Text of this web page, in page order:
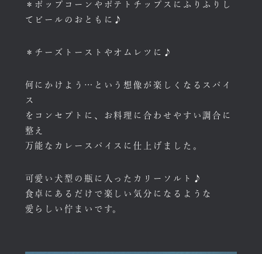
＊ポップコーンやポテトチップスにふりふりし
てビールのおともに♪
＊チーズトーストやオムレツに♪
何にかけよう…という想像が楽しくなるスパイ
ス
をコンセプトに、お料理に合わせやすい調合に
整え
万能なカレースパイスに仕上げました。
可愛い犬型の瓶に入ったカリーソルト♪
食卓にあるだけで楽しい気分になるような
愛らしい佇まいです。